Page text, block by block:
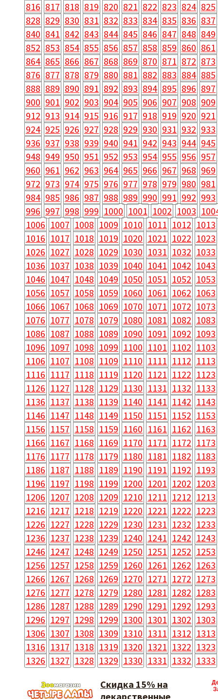
816 817 818 819 820 821 822 823 824 825
828 829 830 831 832 833 834 835 836 837
840 841 842 843 844 845 846 847 848 849
852 853 854 855 856 857 858 859 860 861
864 865 866 867 868 869 870 871 872 873
876 877 878 879 880 881 882 883 884 885
888 889 890 891 892 893 894 895 896 897
900 901 902 903 904 905 906 907 908 909
912 913 914 915 916 917 918 919 920 921
924 925 926 927 928 929 930 931 932 933
936 937 938 939 940 941 942 943 944 945
948 949 950 951 952 953 954 955 956 957
960 961 962 963 964 965 966 967 968 969
972 973 974 975 976 977 978 979 980 981
984 985 986 987 988 989 990 991 992 993
996 997 998 999 1000 1001 1002 1003
1006 1007 1008 1009 1010 1011 1012 1013
1016 1017 1018 1019 1020 1021 1022 1023
1026 1027 1028 1029 1030 1031 1032 1033
1036 1037 1038 1039 1040 1041 1042 1043
1046 1047 1048 1049 1050 1051 1052 1053
1056 1057 1058 1059 1060 1061 1062 1063
1066 1067 1068 1069 1070 1071 1072 1073
1076 1077 1078 1079 1080 1081 1082 1083
1086 1087 1088 1089 1090 1091 1092 1093
1096 1097 1098 1099 1100 1101 1102 1103
1106 1107 1108 1109 1110 1111 1112 1113
1116 1117 1118 1119 1120 1121 1122 1123
1126 1127 1128 1129 1130 1131 1132 1133
1136 1137 1138 1139 1140 1141 1142 1143
1146 1147 1148 1149 1150 1151 1152 1153
1156 1157 1158 1159 1160 1161 1162 1163
1166 1167 1168 1169 1170 1171 1172 1173
1176 1177 1178 1179 1180 1181 1182 1183
1186 1187 1188 1189 1190 1191 1192 1193
1196 1197 1198 1199 1200 1201 1202 1203
1206 1207 1208 1209 1210 1211 1212 1213
1216 1217 1218 1219 1220 1221 1222 1223
1226 1227 1228 1229 1230 1231 1232 1233
1236 1237 1238 1239 1240 1241 1242 1243
1246 1247 1248 1249 1250 1251 1252 1253
1256 1257 1258 1259 1260 1261 1262 1263
1266 1267 1268 1269 1270 1271 1272 1273
1276 1277 1278 1279 1280 1281 1282 1283
1286 1287 1288 1289 1290 1291 1292 1293
1296 1297 1298 1299 1300 1301 1302 1303
1306 1307 1308 1309 1310 1311 1312 1313
1316 1317 1318 1319 1320 1321 1322 1323
1326 1327 1328 1329 1330 1331 1332 1333
Скидка 15% на
лекарственные